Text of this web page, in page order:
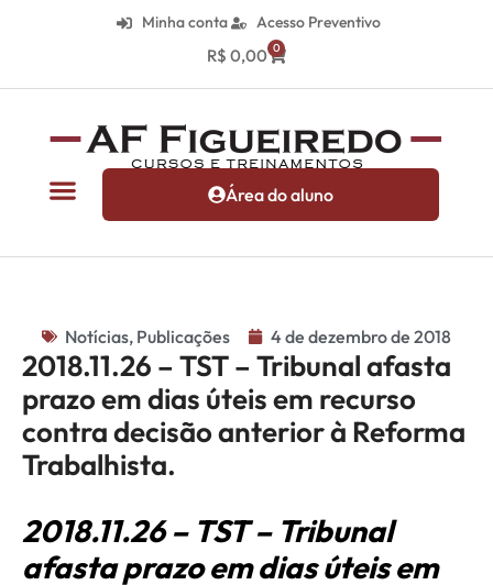
Minha conta Acesso Preventivo
R$ 0,00 0
Área do aluno
Notícias, Publicações 4 de dezembro de 2018
2018.11.26 – TST – Tribunal afasta
prazo em dias úteis em recurso
contra decisão anterior à Reforma
Trabalhista.
2018.11.26 – TST – Tribunal
afasta prazo em dias úteis em